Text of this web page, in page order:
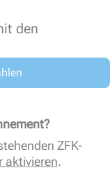
den
ZFK-
aktivieren.